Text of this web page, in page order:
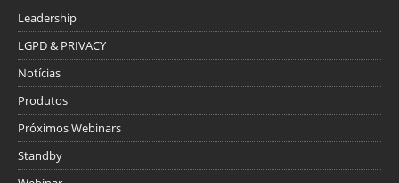
Leadership
LGPD & PRIVACY
Notícias
Produtos
Próximos Webinars
Standby